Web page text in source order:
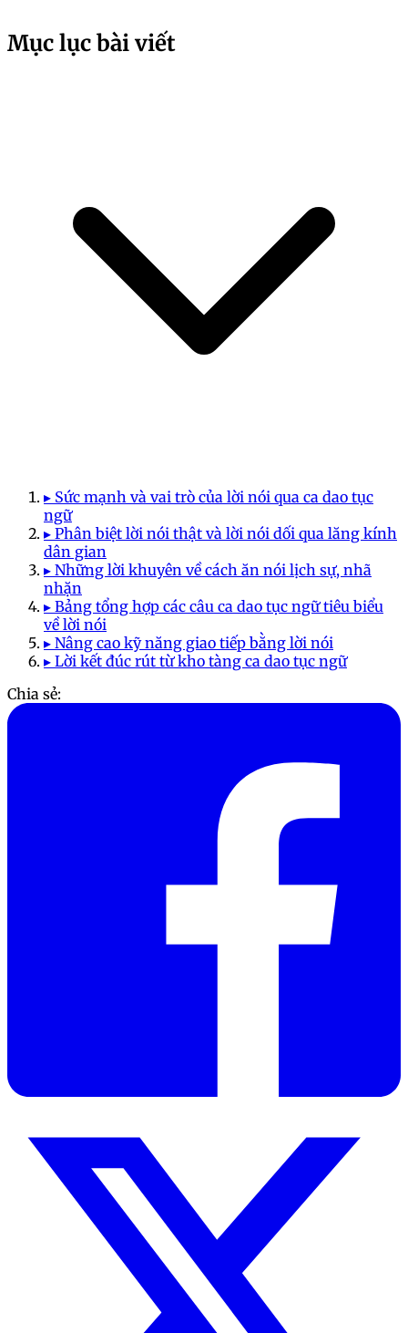
Mục lục bài viết
▸ Sức mạnh và vai trò của lời nói qua ca dao tục
ngữ
▸ Phân biệt lời nói thật và lời nói dối qua lăng kính
dân gian
▸ Những lời khuyên về cách ăn nói lịch sự, nhã
nhặn
▸ Bảng tổng hợp các câu ca dao tục ngữ tiêu biểu
về lời nói
▸ Nâng cao kỹ năng giao tiếp bằng lời nói
▸ Lời kết đúc rút từ kho tàng ca dao tục ngữ
Chia sẻ: